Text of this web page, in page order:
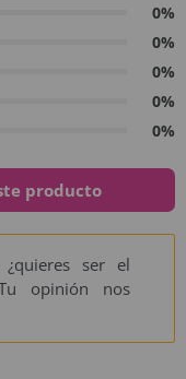
0%
0%
0%
0%
0%
producto
ser el
opinión nos